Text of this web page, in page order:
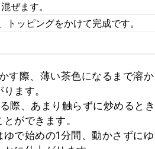
ぜます。
トッピングをかけて完成です。
す際、薄い茶色になるまで溶か
ます。
際、あまり触らずに炒めるとき
ができます。
ゆで始めの1分間、動かさずにゆ